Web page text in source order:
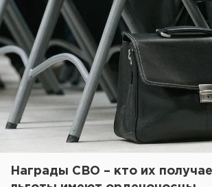
Награды СВО – кто их